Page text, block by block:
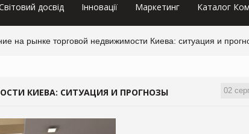
досвід Інновації Маркетинг Каталог
на рынке торговой недвижимости Киева: ситуация и
02
КИЕВА: СИТУАЦИЯ И ПРОГНОЗЫ